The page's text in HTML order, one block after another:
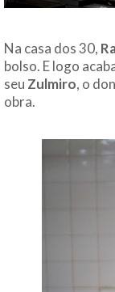
Na casa dos 30,
bolso. E logo
seu Zulmiro, o
obra.